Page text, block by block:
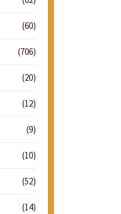
(60)
(706)
(20)
(12)
(9)
(10)
(52)
(14)